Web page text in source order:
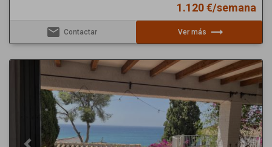
1.120 €/semana
email Contactar Ver más trending_flat
Previous Next